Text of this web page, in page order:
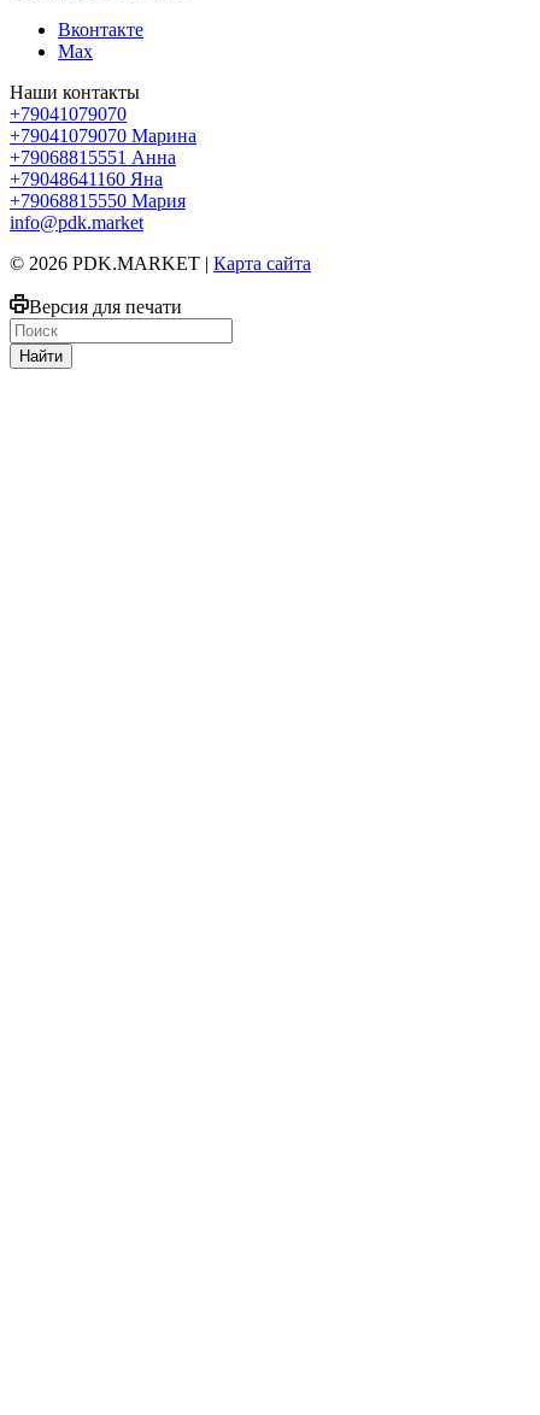
Вконтакте
Max
Наши контакты
+79041079070
+79041079070 Марина
+79068815551 Анна
+79048641160 Яна
+79068815550 Мария
info@pdk.market
© 2026 PDK.MARKET | Карта сайта
Версия для печати
Найти